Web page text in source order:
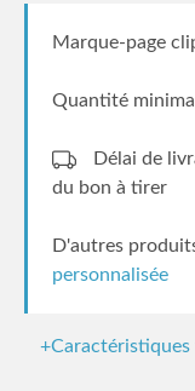
Marque-page
Quantité
Délai de
du bon à tirer
D'autres
personnalisée